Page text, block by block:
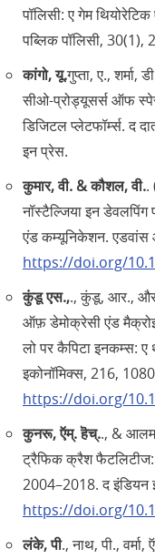
पॉलिसी: ए गेम
पब्लिक पॉलिसी, 30(1),
कांगो, यू.गुप्ता, ए., शर्मा,
सीओ-प्रोड्यूसर्स ऑफ
डिजिटल प्लेटफॉर्म्स. द
इन प्रेस.
कुमार, वी. & कौशल, वी..
नॉस्टैल्जिया इन डेवलपिंग
एंड कम्यूनिकेशन. एडवांस
https://doi.org/
कुंडू एस.,., कुंडू, आर., और
ऑफ़ डेमोक्रेसी एंड
लो पर कैपिटा इनकम्स:
इकोनॉमिक्स, 216,
https://doi.org/
कुनरू, ऍम्‌. हॆच्‌.., &
ट्रैफिक क्रैश
2004–2018. द इंडियन
https://doi.org/
लंके, पी., नाथ, पी.,